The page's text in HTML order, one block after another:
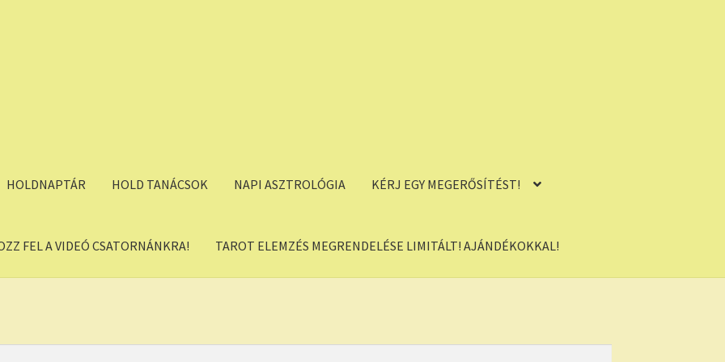
HOLDNAPTÁR HOLD TANÁCSOK NAPI ASZTROLÓGIA KÉRJ EGY MEGERŐSÍTÉST!
FEL A VIDEÓ CSATORNÁNKRA! TAROT ELEMZÉS MEGRENDELÉSE LIMITÁLT! AJÁNDÉKOKKAL!